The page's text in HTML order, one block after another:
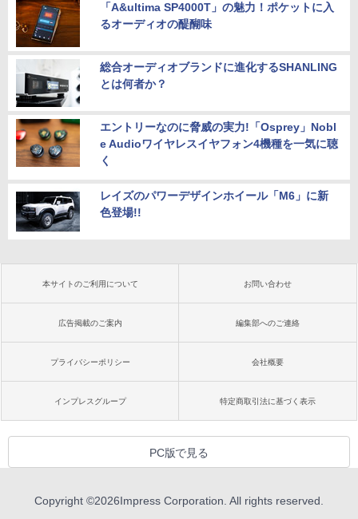
「A&ultima SP4000T」の魅力！ポケットに入
るオーディオの醍醐味
総合オーディオブランドに進化するSHANLING
とは何者か？
エントリーなのに脅威の実力!「Osprey」Nobl
e Audioワイヤレスイヤフォン4機種を一気に聴
く
レイズのパワーデザインホイール「M6」に新
色登場!!
本サイトのご利用について お問い合わせ
広告掲載のご案内 編集部へのご連絡
プライバシーポリシー 会社概要
インプレスグループ 特定商取引法に基づく表示
PC版で見る
Copyright ©2026Impress Corporation. All rights reserved.